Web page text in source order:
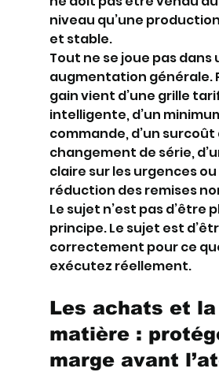
niveau qu’une
et stable.
Tout ne se joue pas dans
augmentation générale.
gain vient d’une grille
intelligente, d’un
commande, d’un surcoût
changement de série,
claire sur les urgences ou
réduction des remises
Le sujet n’est pas d’être
principe. Le sujet est
correctement pour ce
exécutez réellement.
Les achats et la
matière :
marge avant